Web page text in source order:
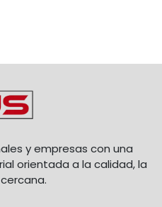
y empresas con una
orientada a la calidad, la